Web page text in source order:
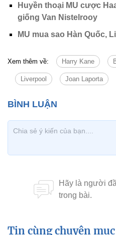
Huyền thoại MU cược
giống Van Nistelrooy
MU mua sao Hàn Quốc,
Xem thêm về: Harry Kane
Liverpool Joan Laporta
Tin cùng chuyên mục